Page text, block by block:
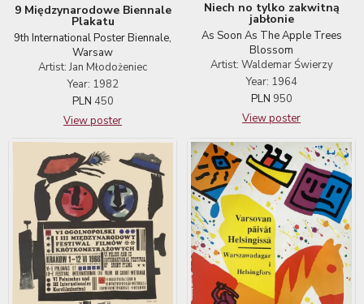
9 Międzynarodowe Biennale
Plakatu
9th International Poster Biennale,
Warsaw
Artist: Jan Młodożeniec
Year: 1982
PLN 450
View poster
Niech no tylko zakwitną
jabłonie
As Soon As The Apple Trees
Blossom
Artist: Waldemar Świerzy
Year: 1964
PLN 950
View poster